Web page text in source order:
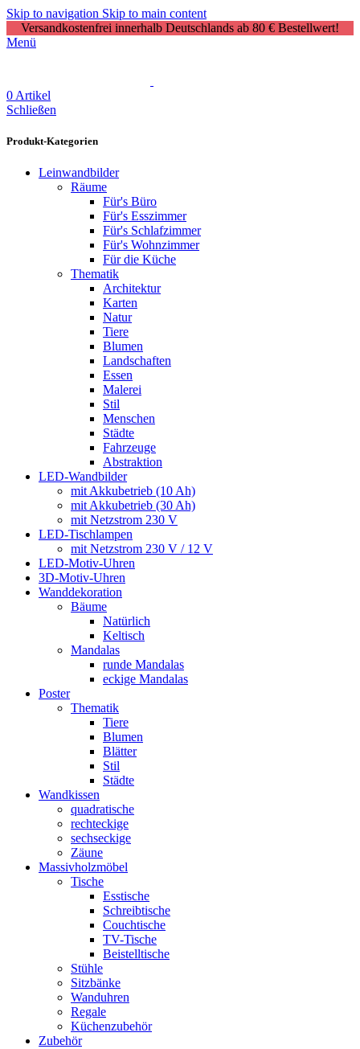
Skip to navigation Skip to main content
Versandkostenfrei innerhalb Deutschlands ab 80 € Bestellwert!
Menü
0 Artikel
Schließen
Produkt-Kategorien
Leinwandbilder
Räume
Für's Büro
Für's Esszimmer
Für's Schlafzimmer
Für's Wohnzimmer
Für die Küche
Thematik
Architektur
Karten
Natur
Tiere
Blumen
Landschaften
Essen
Malerei
Stil
Menschen
Städte
Fahrzeuge
Abstraktion
LED-Wandbilder
mit Akkubetrieb (10 Ah)
mit Akkubetrieb (30 Ah)
mit Netzstrom 230 V
LED-Tischlampen
mit Netzstrom 230 V / 12 V
LED-Motiv-Uhren
3D-Motiv-Uhren
Wanddekoration
Bäume
Natürlich
Keltisch
Mandalas
runde Mandalas
eckige Mandalas
Poster
Thematik
Tiere
Blumen
Blätter
Stil
Städte
Wandkissen
quadratische
rechteckige
sechseckige
Zäune
Massivholzmöbel
Tische
Esstische
Schreibtische
Couchtische
TV-Tische
Beistelltische
Stühle
Sitzbänke
Wanduhren
Regale
Küchenzubehör
Zubehör